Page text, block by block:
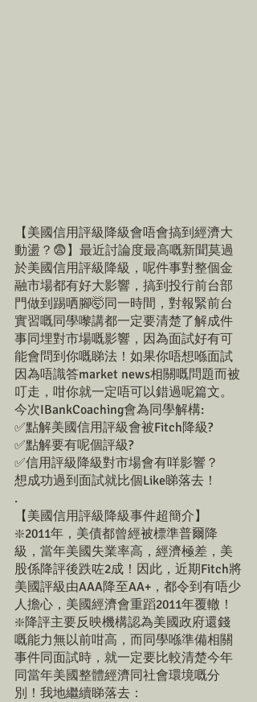
【美國信用評級降級會唔會搞到經濟大
動盪？😨】最近討論度最高嘅新聞莫過
於美國信用評級降級，呢件事對整個金
融市場都有好大影響，搞到投行前台部
門做到踢哂腳🤯同一時間，對報緊前台
實習嘅同學嚟講都一定要清楚了解成件
事同埋對市場嘅影響，因為面試好有可
能會問到你嘅睇法！如果你唔想喺面試
因為唔識答market news相關嘅問題而被
叮走，咁你就一定唔可以錯過呢篇文。
今次IBankCoaching會為同學解構:
✅點解美國信用評級會被Fitch降級?
✅點解要有呢個評級?
✅信用評級降級對市場會有咩影響？
想成功過到面試就比個Like睇落去！
.
【美國信用評級降級事件超簡介】
❇️2011年，美債都曾經被標準普爾降
級，當年美國失業率高，經濟極差，美
股係降評後跌咗2成！因此，近期Fitch將
美國評級由AAA降至AA+，都令到有唔少
人擔心，美國經濟會重蹈2011年覆轍！
❇️降評主要反映機構認為美國政府還錢
嘅能力無以前咁高，而同學喺準備相關
事件同面試時，就一定要比較清楚今年
同當年美國整體經濟同社會環境嘅分
別！我地繼續睇落去：